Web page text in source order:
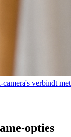
verbindt
opties